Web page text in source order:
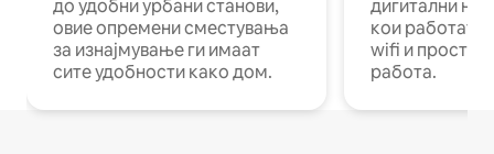
до удобни урбани станови,
овие опремени сместувања
за изнајмување ги имаат
сите удобности како дом.
дигитални
кои работат
wifi и
работа.